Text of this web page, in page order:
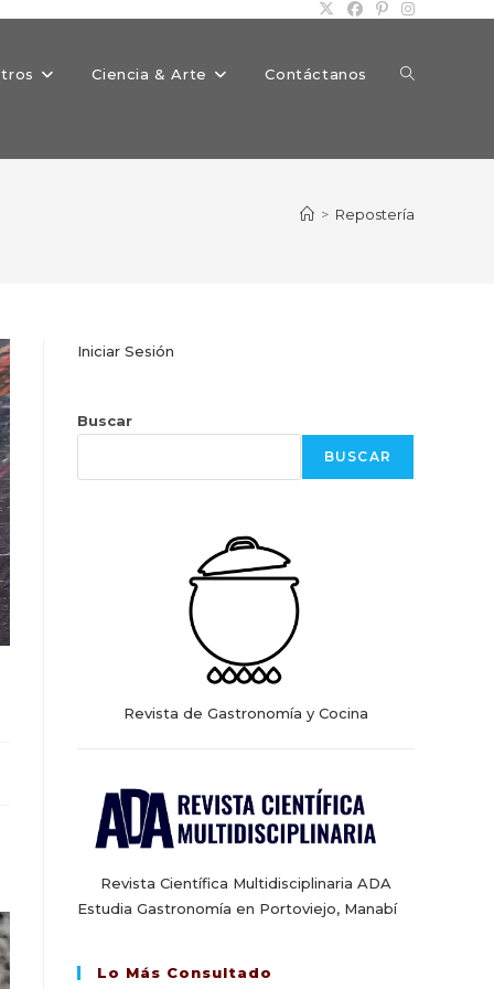
Ciencia & Arte Contáctanos Alternar
> Repostería
Iniciar Sesión
Buscar
BUSCAR
Revista de Gastronomía y Cocina
Revista Científica Multidisciplinaria ADA
Estudia Gastronomía en Portoviejo, Manabí
Lo Más Consultado